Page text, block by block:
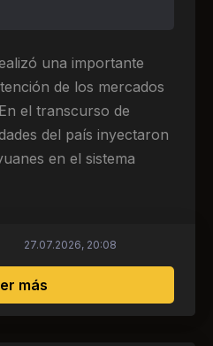
una importante
de los mercados
el transcurso de
del país inyectaron
en el sistema
mássobre China interviene
27.07.2026, 20:08